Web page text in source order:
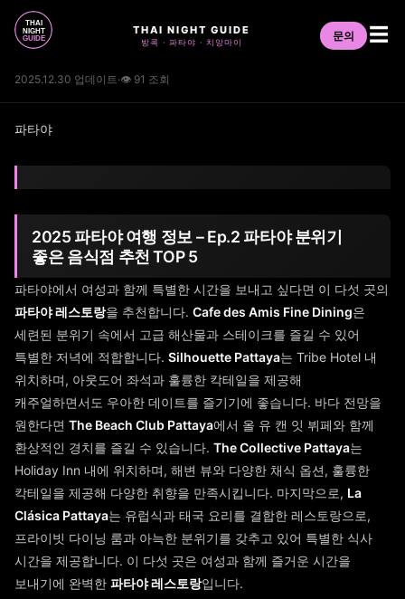
THAI NIGHT GUIDE
방콕 · 파타야 · 치앙마이 문의 ☰
2025.12.30 업데이트·👁 91 조회
파타야
2025 파타야 여행 정보 – Ep.2 파타야 분위기
좋은 음식점 추천 TOP 5
파타야에서 여성과 함께 특별한 시간을 보내고 싶다면 이 다섯 곳의
파타야 레스토랑을 추천합니다. Cafe des Amis Fine Dining은
세련된 분위기 속에서 고급 해산물과 스테이크를 즐길 수 있어
특별한 저녁에 적합합니다. Silhouette Pattaya는 Tribe Hotel 내
위치하며, 아웃도어 좌석과 훌륭한 칵테일을 제공해
캐주얼하면서도 우아한 데이트를 즐기기에 좋습니다. 바다 전망을
원한다면 The Beach Club Pattaya에서 올 유 캔 잇 뷔페와 함께
환상적인 경치를 즐길 수 있습니다. The Collective Pattaya는
Holiday Inn 내에 위치하며, 해변 뷰와 다양한 채식 옵션, 훌륭한
칵테일을 제공해 다양한 취향을 만족시킵니다. 마지막으로, La
Clásica Pattaya는 유럽식과 태국 요리를 결합한 레스토랑으로,
프라이빗 다이닝 룸과 아늑한 분위기를 갖추고 있어 특별한 식사
시간을 제공합니다. 이 다섯 곳은 여성과 함께 즐거운 시간을
보내기에 완벽한 파타야 레스토랑입니다.